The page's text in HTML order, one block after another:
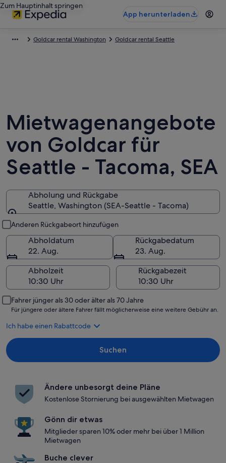
Zum Hauptinhalt springen
App herunterladen
Goldcar rental Washington Goldcar rental Seattle
Mietwagenangebote
von Goldcar für
Seattle - Tacoma, SEA
Abholung und Rückgabe
Seattle, Washington (SEA-Seattle - Tacoma)
Anderen Rückgabeort hinzufügen
Abholdatum
22. Aug.
Rückgabedatum
23. Aug.
Abholzeit
Rückgabezeit
Fahrer jünger als 30 oder älter als 70 Jahre
Für jüngere oder ältere Fahrer fällt möglicherweise eine weitere Gebühr an.
Ich habe einen Rabattcode
Suchen
Ändere unbesorgt deine Pläne
Kostenlose Stornierung bei ausgewählten Mietwagen
Gönn dir etwas
Mitglieder sparen 10% oder mehr bei über 1 Million
Mietwagen
Buche clever